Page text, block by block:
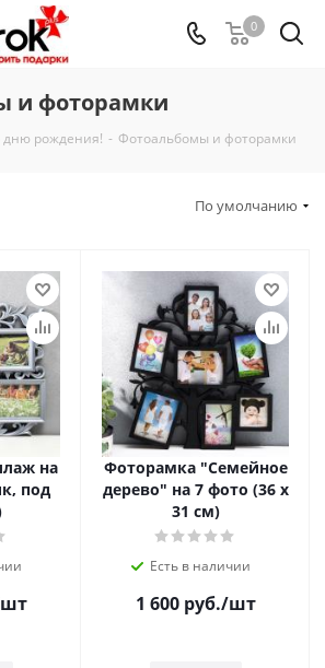
0
и фоторамки
дню рождения! - Фотоальбомы и фоторамки
По умолчанию
на
под
Фоторамка "Семейное
дерево" на 7 фото (36 х
31 см)
Есть в наличии
1 600руб./шт